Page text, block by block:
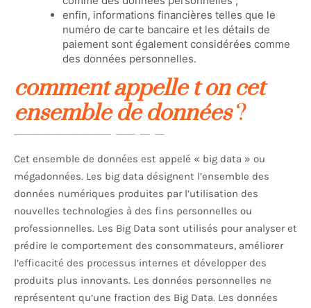
enfin, informations financières telles que le
numéro de carte bancaire et les détails de
paiement sont également considérées comme
des données personnelles.
comment appelle t on cet
ensemble de données?
Cet ensemble de données est appelé « big data » ou
mégadonnées. Les big data désignent l’ensemble des
données numériques produites par l’utilisation des
nouvelles technologies à des fins personnelles ou
professionnelles. Les Big Data sont utilisés pour analyser et
prédire le comportement des consommateurs, améliorer
l’efficacité des processus internes et développer des
produits plus innovants. Les données personnelles ne
représentent qu’une fraction des Big Data. Les données